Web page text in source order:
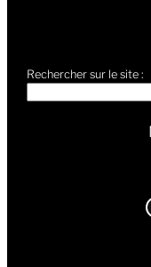
Rechercher sur le site :